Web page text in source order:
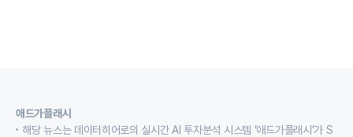
애드가플래시
해당 뉴스는 데이터히어로의 실시간 AI 투자분석 시스템 ‘애드가플래시’가 S